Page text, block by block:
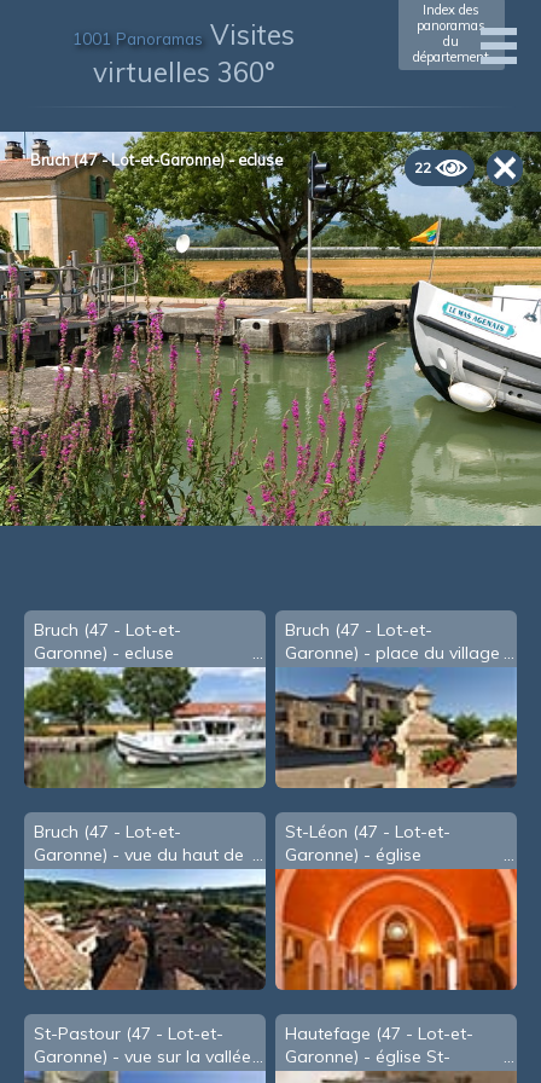
1001 Panoramas Visites
virtuelles 360°
Index des
panoramas
du
département
22
Bruch (47 - Lot-et-Garonne) - ecluse
Bruch (47 - Lot-et-
Garonne) - ecluse
Bruch (47 - Lot-et-
Garonne) - place du village
Bruch (47 - Lot-et-
Garonne) - vue du haut de
la tour
St-Léon (47 - Lot-et-
Garonne) - église
St-Pastour (47 - Lot-et-
Garonne) - vue sur la vallée
Hautefage (47 - Lot-et-
Garonne) - église St-